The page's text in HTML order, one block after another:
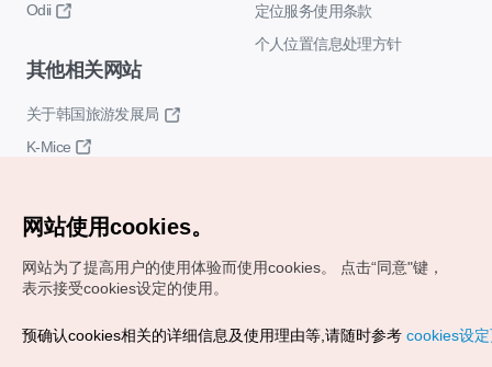
Odii
定位服务使用条款
个人位置信息处理方针
其他相关网站
关于韩国旅游发展局
K-Mice
Copyrights (c) 韩国旅游发展局版权所有
网站使用cookies。
网站为了提高用户的使用体验而使用cookies。
点击“同意"键，
表示接受cookies设定的使用。
预确认cookies相关的详细信息及使用理由等,请随时参考 cookies设